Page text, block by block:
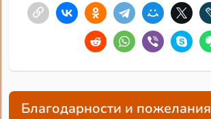
Благодарности и пожелания